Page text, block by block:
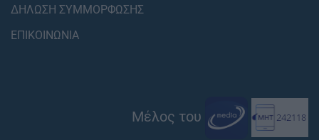
ΔΗΛΩΣΗ ΣΥΜΜΟΡΦΩΣΗΣ
ΕΠΙΚΟΙΝΩΝΙΑ
Μέλος του